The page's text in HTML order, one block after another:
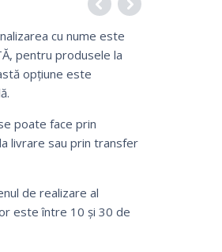
cu nume este
pentru produsele la
opțiune este
poate face prin
livrare sau prin transfer
de realizare al
este între 10 și 30 de